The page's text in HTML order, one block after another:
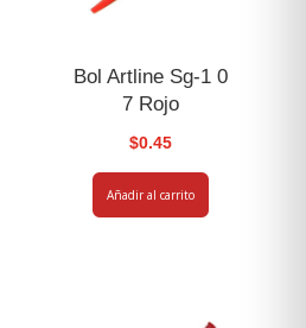
Bol Artline Sg-1 0
7 Rojo
$0.45
Añadir al carrito